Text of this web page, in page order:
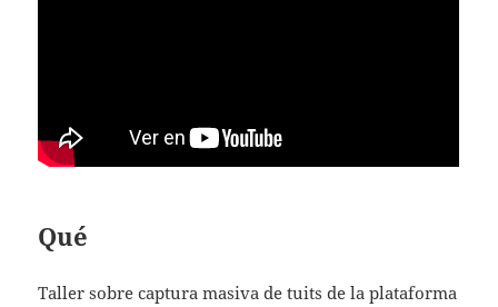
Qué
Taller sobre captura masiva de tuits de la plataforma